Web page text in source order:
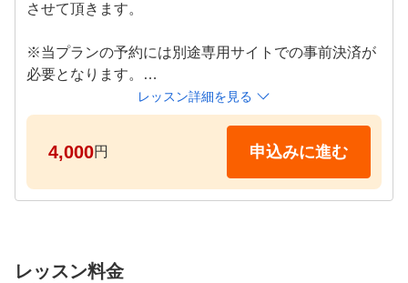
させて頂きます。
※当プランの予約には別途専用サイトでの事前決済が
必要となります。
※期日までにお支払いが確認できない場合はキャンセ
ルとなります。
プロコーチによるレッスンを体験していただけます。
超高性能シミュレーター×プライベート空間×プロによ
るマンツーマンレッスンで、お客様のお悩みの""原因"
ゴルフの上達にお悩みの方は是非体験レッスンにお越
レッスン詳細を見る
4,000円 申込みに進む
レッスン料金